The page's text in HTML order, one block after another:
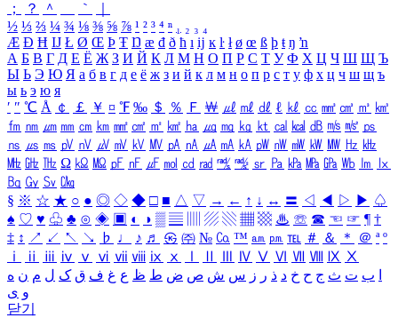
；
？ ＾ ｀
½ ⅓ ⅔ ¼ ¾ ⅛ ⅜ ⅝ ⅞ ¹ ² ³ ⁴ ⁿ ₁ ₂ ₃ ₄
Æ Ð Ħ Ĳ Ł Ø Œ Þ Ŧ Ŋ æ đ ð ħ ı ĳ ĸ ŀ ł ø œ ß þ ŧ ŋ ŉ
А Б В Г Д Е Ё Ж З И Й К Л М Н О П Р С Т У Ф Х Ц Ч Ш Щ Ъ
Ы Ь Э Ю Я а б в г д е ё ж з и й к л м н о п р с т у ф х ц ч ш щ ъ
ы ь э ю я
′ ″ ℃ Å ￠ ￡ ￥ ¤ ℉ ‰ ＄ ％ Ｆ ￦ ㎕ ㎖ ㎗ ℓ ㎘ ㏄ ㎣ ㎤ ㎥ ㎦
㎙ ㎚ ㎛ ㎜ ㎝ ㎞ ㎟ ㎠ ㎡ ㎢ ㏊ ㎍ ㎎ ㎏ ㏏ ㎈ ㎉ ㏈ ㎧ ㎨ ㎰
㎱ ㎲ ㎳ ㎴ ㎵ ㎶ ㎷ ㎸ ㎹ ㎀ ㎁ ㎂ ㎃ ㎄ ㎺ ㎻ ㎽ ㎾ ㎿ ㎐ ㎑
㎒ ㎓ ㎔ Ω ㏀ ㏁ ㎊ ㎋ ㎌ ㏖ ㏅ ㎭ ㎮ ㎯ ㏛ ㎩ ㎪ ㎫ ㎬ ㏝ ㏐
㏓
㏃ ㏉ ㏜ ㏆
§ ※ ☆ ★ ○ ● ◎ ◇ ◆ □ ■ △ ▽ → ← ↑ ↓ ↔ 〓 ◁ ◀ ▷ ▶ ♤
♠ ♡ ♥ ♧ ♣ ⊙ ◈ ▣ ◐ ◑ ▒ ▤ ▨ ▧ ▦ ▩ ♨ ☏ ☎ ☜ ☞ ¶ †
‡ ↕ ↗ ↙ ↖ ↘ ♭ ♩ ♪ ♬ ㉿ ㈜ № ㏇ ™ ㏂ ㏘ ℡ ＃ ＆ ＊ ＠ ª º
ⅰ
ⅱ ⅲ ⅳ ⅴ ⅵ ⅶ ⅷ ⅸ ⅹ Ⅳ Ⅴ Ⅵ Ⅶ Ⅷ Ⅸ Ⅹ
ب ت ث ج ح خ د ذ ر ز س ش ص ض ط ظ ع غ ف ق ک ل م ن ه
و ی
닫기